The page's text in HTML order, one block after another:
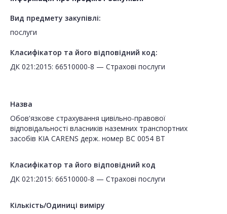
Вид предмету закупівлі:
послуги
Класифікатор та його відповідний код:
ДК 021:2015: 66510000-8 — Страхові послуги
Назва
Обов'язкове страхування цивільно-правової
відповідальності власників наземних транспортних
засобів KIA CARENS держ. номер ВС 0054 ВТ
Класифікатор та його відповідний код
ДК 021:2015: 66510000-8 — Страхові послуги
Кількість/Одиниці виміру